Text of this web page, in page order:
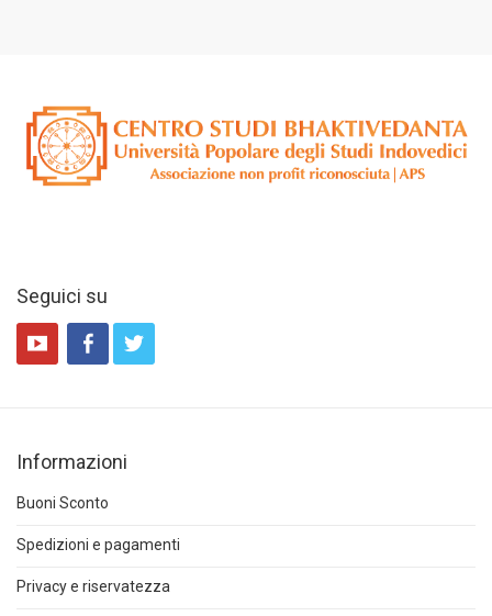
Seguici su
Informazioni
Buoni Sconto
Spedizioni e pagamenti
Privacy e riservatezza